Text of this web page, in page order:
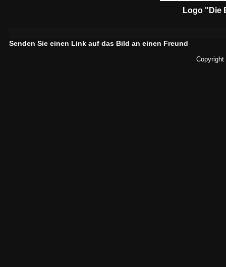
Logo "Die
Senden Sie einen Link auf das Bild an einen Freund